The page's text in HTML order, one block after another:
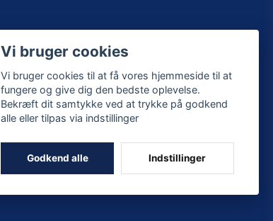
Vi bruger cookies
Vi bruger cookies til at få vores hjemmeside til at
fungere og give dig den bedste oplevelse.
Bekræft dit samtykke ved at trykke på godkend
alle eller tilpas via indstillinger
Godkend alle Indstillinger